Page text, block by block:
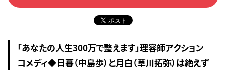
「あなたの人生300万で整えます」理容師アクション
コメディ◆日暮（中島歩）と月白（草川拓弥）は絶えず